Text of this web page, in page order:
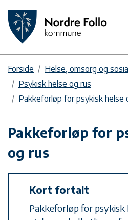
Forside
Helse, omsorg og
Psykisk helse og rus
Pakkeforløp for psykisk helse
Pakkeforløp for
og rus
Kort fortalt
Pakkeforløp for psykisk